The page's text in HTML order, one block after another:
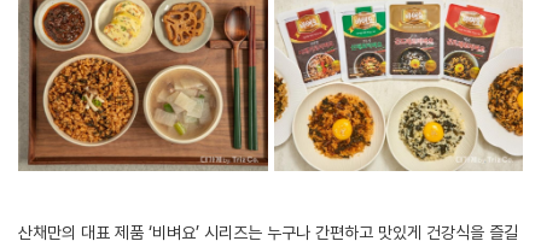
산채만의 대표 제품 ‘비벼요’ 시리즈는 누구나 간편하고 맛있게 건강식을 즐길